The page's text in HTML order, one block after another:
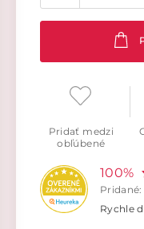
Pridať medzi
obľúbené
100%
Pridané:
Rychle